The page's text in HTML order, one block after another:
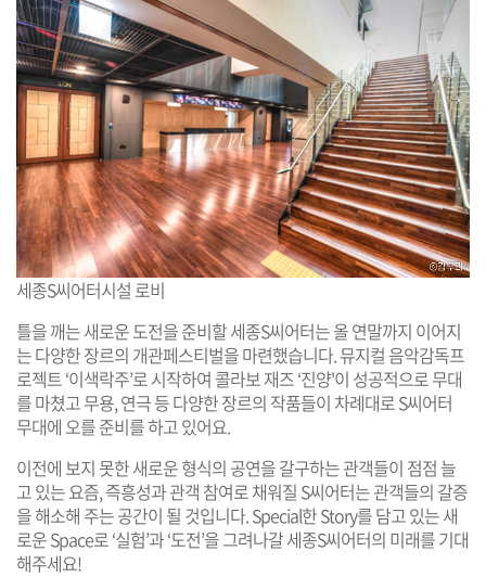
세종S씨어터시설 로비
틀을 깨는 새로운 도전을 준비할 세종S씨어터는 올 연말까지 이어지
는 다양한 장르의 개관페스티벌을 마련했습니다. 뮤지컬 음악감독프
로젝트 ‘이색락주’로 시작하여 콜라보 재즈 ‘진양'이 성공적으로 무대
를 마쳤고 무용, 연극 등 다양한 장르의 작품들이 차례대로 S씨어터
무대에 오를 준비를 하고 있어요.
이전에 보지 못한 새로운 형식의 공연을 갈구하는 관객들이 점점 늘
고 있는 요즘, 즉흥성과 관객 참여로 채워질 S씨어터는 관객들의 갈증
을 해소해 주는 공간이 될 것입니다. Special한 Story를 담고 있는 새
로운 Space로 ‘실험’과 ‘도전’을 그려나갈 세종S씨어터의 미래를 기대
해주세요!